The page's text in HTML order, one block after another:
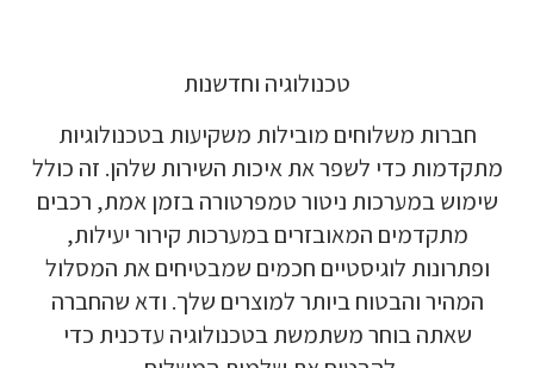
טכנולוגיה וחדשנות
חברות משלוחים מובילות משקיעות בטכנולוגיות
מתקדמות כדי לשפר את איכות השירות שלהן. זה כולל
שימוש במערכות ניטור טמפרטורה בזמן אמת, רכבים
מתקדמים המאובזרים במערכות קירור יעילות,
ופתרונות לוגיסטיים חכמים שמבטיחים את המסלול
המהיר והבטוח ביותר למוצרים שלך. ודא שהחברה
שאתה בוחר משתמשת בטכנולוגיה עדכנית כדי